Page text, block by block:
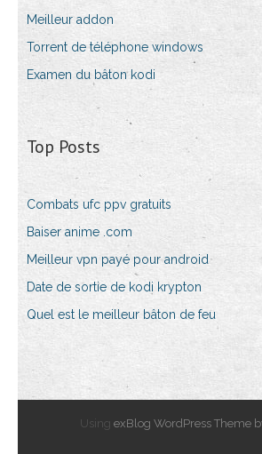
Meilleur addon
Torrent de téléphone windows
Examen du bâton kodi
Top Posts
Combats ufc ppv gratuits
Baiser anime .com
Meilleur vpn payé pour android
Date de sortie de kodi krypton
Quel est le meilleur bâton de feu
Using exBlog WordPress Theme